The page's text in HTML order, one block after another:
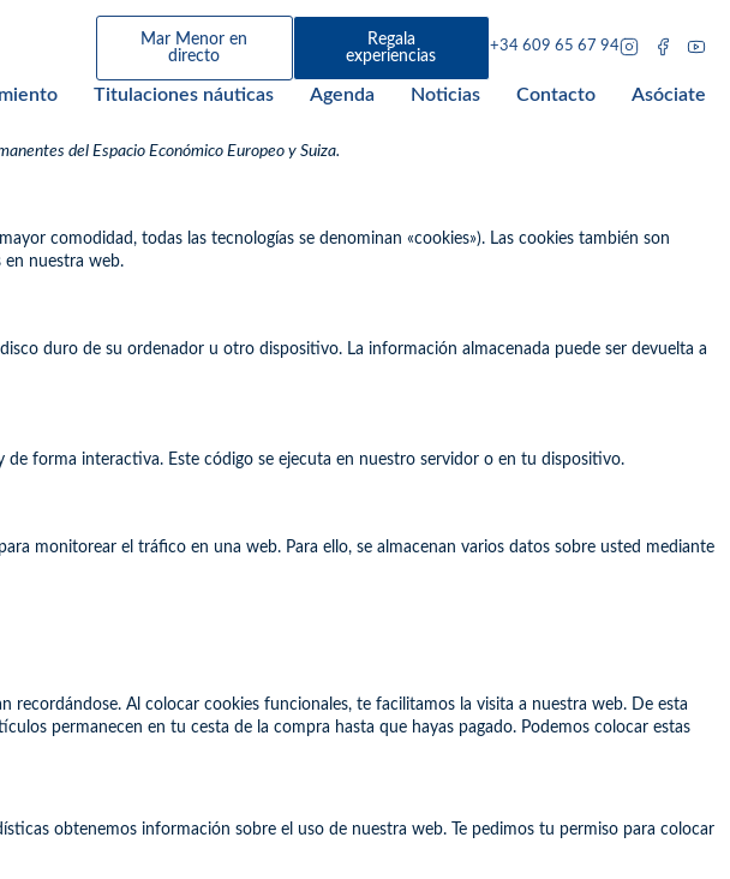
Mar Menor en
directo
Regala
experiencias
+34 609 65 67 94
Titulaciones náuticas Agenda Noticias Contacto Asóciate
del Espacio Económico Europeo y Suiza.
comodidad, todas las tecnologías se denominan «cookies»). Las cookies también son
en nuestra web.
duro de su ordenador u otro dispositivo. La información almacenada puede ser devuelta a
forma interactiva. Este código se ejecuta en nuestro servidor o en tu dispositivo.
monitorear el tráfico en una web. Para ello, se almacenan varios datos sobre usted mediante
Al colocar cookies funcionales, te facilitamos la visita a nuestra web. De esta
permanecen en tu cesta de la compra hasta que hayas pagado. Podemos colocar estas
obtenemos información sobre el uso de nuestra web. Te pedimos tu permiso para colocar